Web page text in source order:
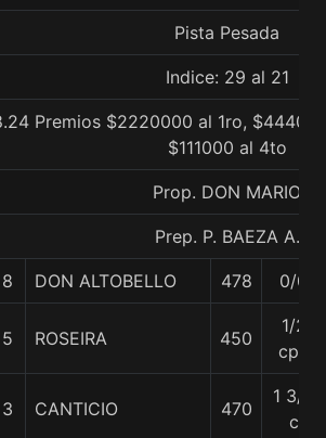
Pista Pesada
Indice: 29 al 21
Premios $2220000 al 1ro,
$111000 al 4to
Prop. DON MARIO
Prep. P. BAEZA A.
8 DON ALTOBELLO 478 0/0
5 ROSEIRA 450
1/2
cpo
3 CANTICIO 470
1 3/4
c